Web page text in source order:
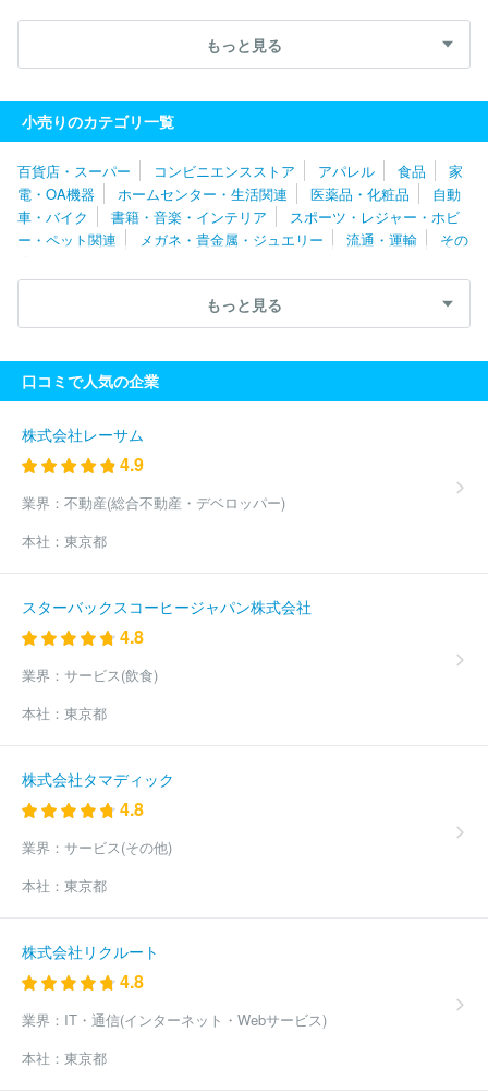
ヨタ香川株式会社
トヨタカローラ広島株式会社
ホンダカーズ佐
ネッツトヨタ北九州株式会社
神戸トヨペット株式会
社
名古屋株式会社
株式会社ホンダ四輪販売北陸
ネッツトヨタヤサ
カ株式会社
愛知日産自動車株式会社
自販静岡
西日本三菱自動車販売株式会社
株式会社ホンダカーズ
三河
ネッツトヨタ中京株式会社 株式会社グッドスピード
中部
三菱自動車販売株式会社
株式会社はなまる
静岡スバル自動車株
式会社
トヨタカローラ愛知株式会社 株式会社名鉄アオト
サー
株式会社レッドバロン
ネッツトヨタ道都株式会社
株式会社日産サティオ群馬
日産プリ
ンス茨城販売株式会社
車販売株式会社
ネッツトヨタ函館株式会社
埼玉ダイハツ販売株
式会社
株式会社ｈｏｎｍａｒｕ
ズ南北海道株式会社
木販売株式会社
トヨタカローラ秋田株式会社
福島スバル自動車
式会社ホンダモビリティ南関東
会社
株式会社ジーアフター トヨタカローラ横浜株式会社
会社ホンダカーズ神奈川北
トヨタＳ＆Ｄ西東京株式会社
株式会社関東マツダ
クスセブン
社ヤナセ
ＣＫアセット株式会社
東京販売株式会社
株式会社ピーアップ
株式会社サンオータス
東京マツダ販売株式会社
ヨタカローラ千葉株式会社
会社あさひ
株式会社フジ・コーポレーション
もっと見る
小売りのカテゴリ一覧
百貨店・スーパー コンビニエンスストア アパレル 食品
家
電・OA機器
ホームセンター・生活関連 医薬品・化粧品
自動
車・バイク
書籍・音楽・インテリア
スポーツ・レジャー・ホビ
ー・ペット関連
メガネ・貴金属・ジュエリー 流通・運輸
その
もっと見る
口コミで人気の企業
株式会社レーサム
4.9
業界： 不動産(総合不動産・デベロッパー)
本社： 東京都
スターバックスコーヒージャパン株式会社
4.8
業界： サービス(飲食)
本社： 東京都
株式会社タマディック
4.8
業界： サービス(その他)
本社： 東京都
株式会社リクルート
4.8
業界： IT・通信(インターネット・Webサービス)
本社： 東京都